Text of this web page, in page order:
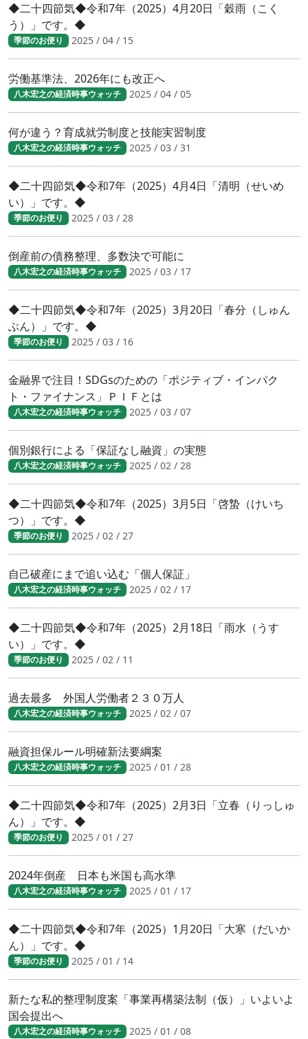
◆二十四節気◆令和7年（2025）4月20日「穀雨（こく
う）」です。◆
季節のお便り 2025 / 04 / 15
労働基準法、2026年にも改正へ
八木宏之の経済時事ウォッチ 2025 / 04 / 05
何が違う？育成就労制度と技能実習制度
八木宏之の経済時事ウォッチ 2025 / 03 / 31
◆二十四節気◆令和7年（2025）4月4日「清明（せいめ
い）」です。◆
季節のお便り 2025 / 03 / 28
倒産前の債務整理、多数決で可能に
八木宏之の経済時事ウォッチ 2025 / 03 / 17
◆二十四節気◆令和7年（2025）3月20日「春分（しゅん
ぶん）」です。◆
季節のお便り 2025 / 03 / 16
金融界で注目！SDGsのための「ポジティブ・インパク
ト・ファイナンス」ＰＩＦとは
八木宏之の経済時事ウォッチ 2025 / 03 / 07
個別銀行による「保証なし融資」の実態
八木宏之の経済時事ウォッチ 2025 / 02 / 28
◆二十四節気◆令和7年（2025）3月5日「啓蟄（けいち
つ）」です。◆
季節のお便り 2025 / 02 / 27
自己破産にまで追い込む「個人保証」
八木宏之の経済時事ウォッチ 2025 / 02 / 17
◆二十四節気◆令和7年（2025）2月18日「雨水（うす
い）」です。◆
季節のお便り 2025 / 02 / 11
過去最多 外国人労働者２３０万人
八木宏之の経済時事ウォッチ 2025 / 02 / 07
融資担保ルール明確新法要綱案
八木宏之の経済時事ウォッチ 2025 / 01 / 28
◆二十四節気◆令和7年（2025）2月3日「立春（りっしゅ
ん）」です。◆
季節のお便り 2025 / 01 / 27
2024年倒産 日本も米国も高水準
八木宏之の経済時事ウォッチ 2025 / 01 / 17
◆二十四節気◆令和7年（2025）1月20日「大寒（だいか
ん）」です。◆
季節のお便り 2025 / 01 / 14
新たな私的整理制度案「事業再構築法制（仮）」いよいよ
国会提出へ
八木宏之の経済時事ウォッチ 2025 / 01 / 08